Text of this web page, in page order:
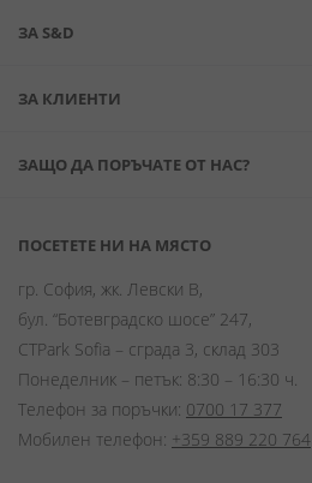
ЗА S&D
ЗА КЛИЕНТИ
ЗАЩО ДА ПОРЪЧАТЕ ОТ НАС?
ПОСЕТЕТЕ НИ НА МЯСТО
гр. София, жк. Левски В,
бул. “Ботевградско шосе” 247,
CTPark Sofia – сграда 3, склад 303
Понеделник – петък: 8:30 – 16:30 ч.
Телефон за поръчки: 0700 17 377
Мобилен телефон: +359 889 220 764